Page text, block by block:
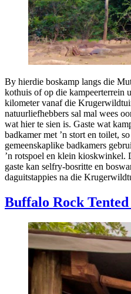
By hierdie boskamp langs die
kothuis of op die kampeerterrein
kilometer vanaf die
natuurliefhebbers sal mal wees
wat hier te sien is. Gaste wat
badkamer met ’n stort en toilet,
gemeenskaplike badkamers
’n rotspoel en klein kioskwinkel.
gaste kan selfry-bosritte en
daguitstappies na die
Buffalo Rock